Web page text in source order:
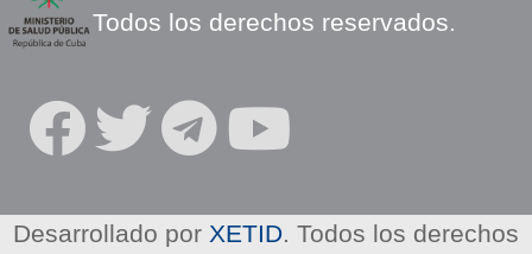
Todos los derechos reservados.
R
E
Desarrollado por XETID . Todos los derechos